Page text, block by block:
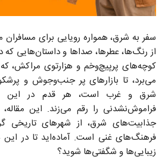
سفر به شرق، همواره رویایی برای مسافران
از رنگ‌ها، عطرها، صداها و داستان‌هایی که
کوچه‌های پرپیچ‌وخم و هزارتوی مراکش،
می‌برد، تا بازارهای پر جنب‌وجوش و
شرق و غرب است، هر قدم در این
فراموش‌نشدنی را رقم می‌زند. این
جذابیت‌های شرق، از شهرهای تاریخی
فرهنگ‌های غنی است. آماده‌اید تا در
زیبایی‌ها و شگفتی‌ها شوید؟